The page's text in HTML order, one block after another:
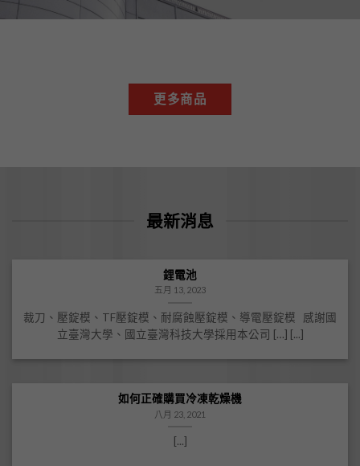
更多商品
最新消息
鋰電池
五月 13, 2023
裁刀、壓錠模、TF壓錠模、耐腐蝕壓錠模、導電壓錠模 感謝國
立臺灣大學、國立臺灣科技大學採用本公司 […] [...]
如何正確購買冷凍乾燥機
八月 23, 2021
[...]